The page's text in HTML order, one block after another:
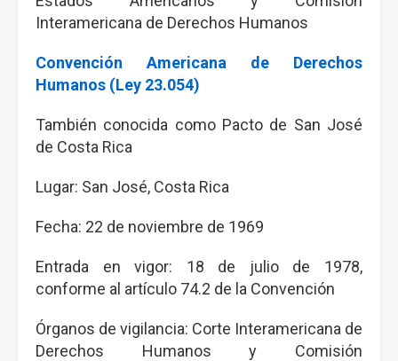
Interamericana de Derechos Humanos
Convención Americana de Derechos
Humanos (Ley 23.054)
También conocida como Pacto de San José
de Costa Rica
Lugar: San José, Costa Rica
Fecha: 22 de noviembre de 1969
Entrada en vigor: 18 de julio de 1978,
conforme al artículo 74.2 de la Convención
Órganos de vigilancia: Corte Interamericana de
Derechos Humanos y Comisión